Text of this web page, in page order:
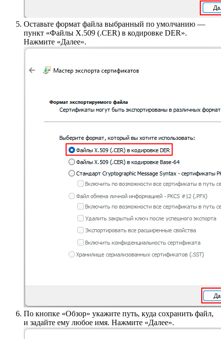
Оставьте формат файла выбранный по умолчанию —
пункт «Файлы X.509 (.CER) в кодировке DER».
Нажмите «Далее».
По кнопке «Обзор» укажите путь, куда сохранить файл,
и задайте ему любое имя. Нажмите «Далее».